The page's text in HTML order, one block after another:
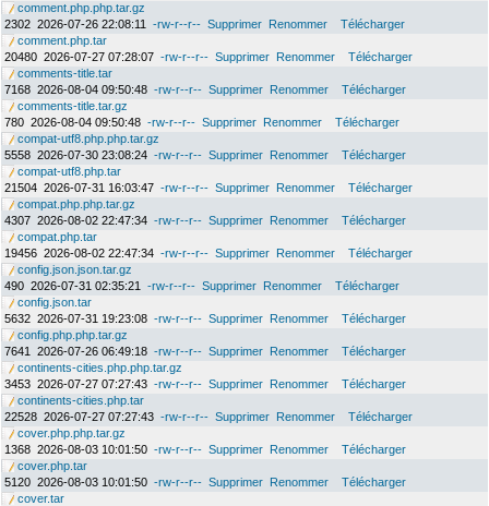
comment.php.php.tar.gz
2302 2026-07-26 22:08:11 -rw-r--r-- Supprimer Renommer
Télécharger
comment.php.tar
20480 2026-07-27 07:28:07 -rw-r--r-- Supprimer Renommer
Télécharger
comments-title.tar
7168 2026-08-04 09:50:48 -rw-r--r-- Supprimer Renommer
Télécharger
comments-title.tar.gz
780 2026-08-04 09:50:48 -rw-r--r-- Supprimer Renommer
Télécharger
compat-utf8.php.php.tar.gz
5558 2026-07-30 23:08:24 -rw-r--r-- Supprimer Renommer
Télécharger
compat-utf8.php.tar
21504 2026-07-31 16:03:47 -rw-r--r-- Supprimer Renommer
Télécharger
compat.php.php.tar.gz
4307 2026-08-02 22:47:34 -rw-r--r-- Supprimer Renommer
Télécharger
compat.php.tar
19456 2026-08-02 22:47:34 -rw-r--r-- Supprimer Renommer
Télécharger
config.json.json.tar.gz
490 2026-07-31 02:35:21 -rw-r--r-- Supprimer Renommer
Télécharger
config.json.tar
5632 2026-07-31 19:23:08 -rw-r--r-- Supprimer Renommer
Télécharger
config.php.php.tar.gz
7641
2026-07-26 06:49:18 -rw-r--r-- Supprimer Renommer
Télécharger
continents-cities.php.php.tar.gz
3453 2026-07-27 07:27:43 -rw-r--r-- Supprimer Renommer
Télécharger
continents-cities.php.tar
22528 2026-07-27 07:27:43 -rw-r--r-- Supprimer Renommer
Télécharger
cover.php.php.tar.gz
1368 2026-08-03 10:01:50 -rw-r--r-- Supprimer Renommer
Télécharger
cover.php.tar
5120 2026-08-03 10:01:50 -rw-r--r-- Supprimer Renommer
Télécharger
cover.tar